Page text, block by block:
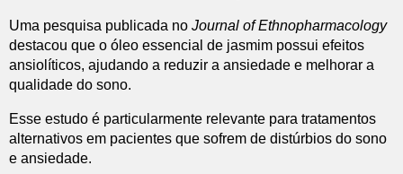
Uma pesquisa publicada no Journal of Ethnopharmacology
destacou que o óleo essencial de jasmim possui efeitos
ansiolíticos, ajudando a reduzir a ansiedade e melhorar a
qualidade do sono.
Esse estudo é particularmente relevante para tratamentos
alternativos em pacientes que sofrem de distúrbios do sono
e ansiedade.